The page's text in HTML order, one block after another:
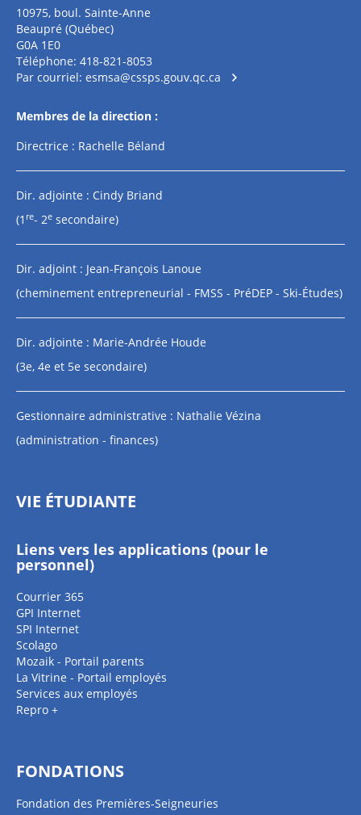
10975, boul. Sainte-Anne
Beaupré (Québec)
G0A 1E0
Téléphone: 418-821-8053
Par courriel: esmsa@cssps.gouv.qc.ca
Membres de la direction :
Directrice : Rachelle Béland
Dir. adjointe : Cindy Briand
(1 re- 2e secondaire)
Dir. adjoint : Jean-François Lanoue
(cheminement entrepreneurial - FMSS - PréDEP - Ski-Études)
Dir. adjointe : Marie-Andrée Houde
(3e, 4e et 5e secondaire)
Gestionnaire administrative : Nathalie Vézina
(administration - finances)
VIE ÉTUDIANTE
Liens vers les applications (pour le
personnel)
Courrier 365
GPI Internet
SPI Internet
Scolago
Mozaik - Portail parents
La Vitrine - Portail employés
Services aux employés
Repro +
FONDATIONS
Fondation des Premières-Seigneuries